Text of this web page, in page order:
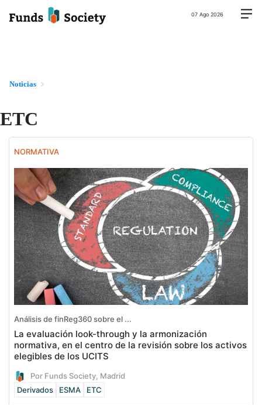
07 Ago 2026
Noticias
ETC
NORMATIVA
Análisis de finReg360 sobre el ...
La evaluación look-through y la armonización
normativa, en el centro de la revisión sobre los activos
elegibles de los UCITS
Por Funds Society, Madrid
Derivados
ESMA ETC